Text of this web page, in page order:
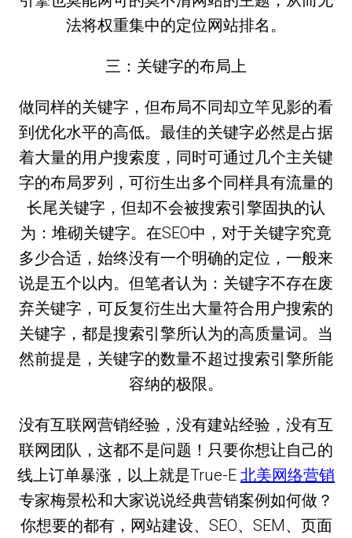
法将权重集中的定位网站排名。
三：关键字的布局上
做同样的关键字，但布局不同却立竿见影的看
到优化水平的高低。最佳的关键字必然是占据
着大量的用户搜索度，同时可通过几个主关键
字的布局罗列，可衍生出多个同样具有流量的
长尾关键字，但却不会被搜索引擎固执的认
为：堆砌关键字。在SEO中，对于关键字究竟
多少合适，始终没有一个明确的定位，一般来
说是五个以内。但笔者认为：关键字不存在废
弃关键字，可反复衍生出大量符合用户搜索的
关键字，都是搜索引擎所认为的高质量词。当
然前提是，关键字的数量不超过搜索引擎所能
容纳的极限。
没有互联网营销经验，没有建站经验，没有互
联网团队，这都不是问题！只要你想让自己的
线上订单暴涨，以上就是True-E 北美网络营销
专家梅景松和大家说说经典营销案例如何做？
你想要的都有，网站建设、SEO、SEM、页面